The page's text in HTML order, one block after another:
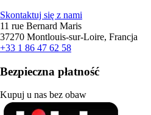
Skontaktuj się z nami
11 rue Bernard Maris
37270 Montlouis-sur-Loire, Francja
+33 1 86 47 62 58
Bezpieczna płatność
Kupuj u nas bez obaw